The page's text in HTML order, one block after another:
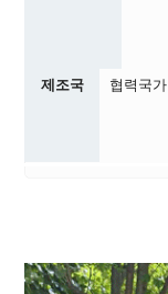
제조국
협력국가